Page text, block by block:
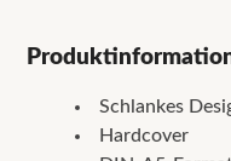
Schlankes
Hardcover